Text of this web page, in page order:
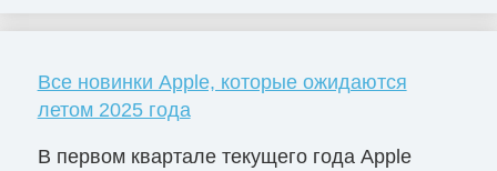
Все новинки Apple, которые ожидаются
летом 2025 года
В первом квартале текущего года Apple